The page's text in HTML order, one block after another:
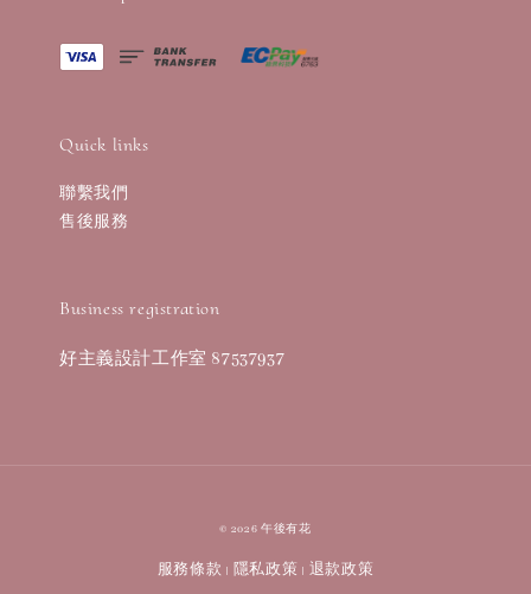
Quick links
聯繫我們
售後服務
Business registration
好主義設計工作室 87537937
© 2026 午後有花
服務條款 | 隱私政策 | 退款政策